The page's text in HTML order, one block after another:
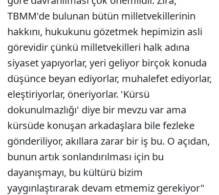
TBMM'de bulunan bütün milletvekillerinin
hakkını, hukukunu gözetmek hepimizin asli
görevidir çünkü milletvekilleri halk adına
siyaset yapıyorlar, yeri geliyor birçok konuda
düşünce beyan ediyorlar, muhalefet ediyorlar,
eleştiriyorlar, öneriyorlar. 'Kürsü
dokunulmazlığı' diye bir mevzu var ama
kürsüde konuşan arkadaşlara bile fezleke
gönderiliyor, akıllara zarar bir iş bu. O açıdan,
bunun artık sonlandırılması için bu
dayanışmayı, bu kültürü bizim
yaygınlaştırarak devam etmemiz gerekiyor"